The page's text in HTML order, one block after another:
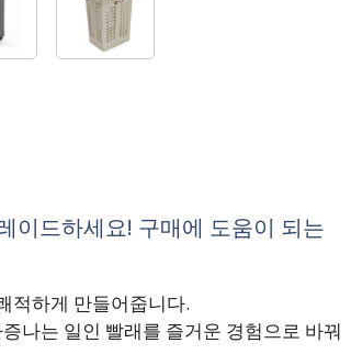
이드하세요! 구매에 도움이 되는
적하게 만들어줍니다.
나는 일인 빨래를 즐거운 경험으로 바꿔